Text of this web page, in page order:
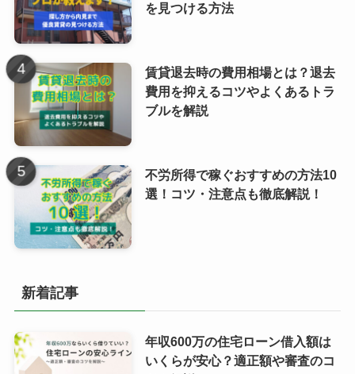
を見つける方法
賃貸退去時の費用相場とは？退去
費用を抑えるコツやよくあるトラ
ブルを解説
不労所得で稼ぐおすすめの方法10
選！コツ・注意点も徹底解説！
新着記事
年収600万の住宅ローン借入額は
いくらが安心？適正額や審査のコ